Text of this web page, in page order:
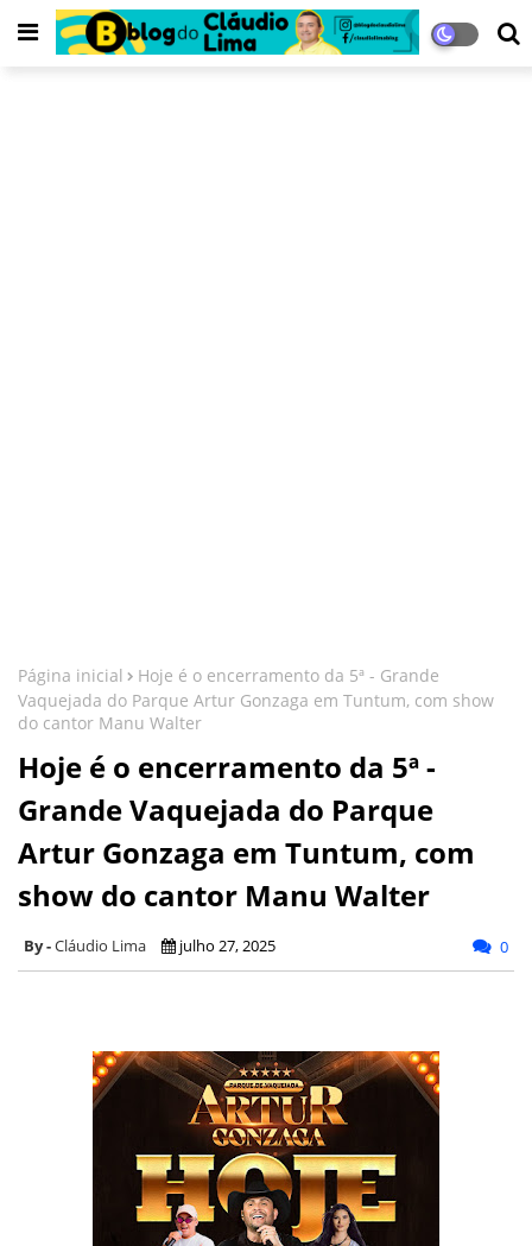
Página inicial
Hoje é o encerramento da 5ª - Grande
Vaquejada do Parque Artur Gonzaga em Tuntum, com show
do cantor Manu Walter
Hoje é o encerramento da 5ª -
Grande Vaquejada do Parque
Artur Gonzaga em Tuntum, com
show do cantor Manu Walter
Cláudio Lima julho 27, 2025 0